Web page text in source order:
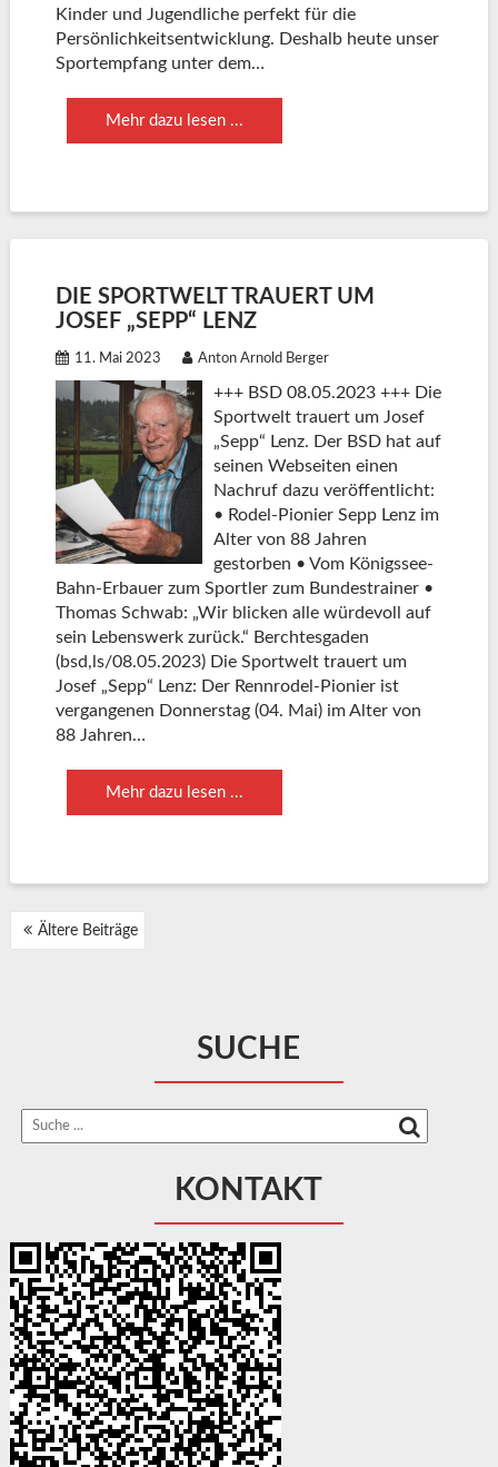
Kinder und Jugendliche perfekt für die
Persönlichkeitsentwicklung. Deshalb heute unser
Sportempfang unter dem…
Mehr dazu lesen ...
DIE SPORTWELT TRAUERT UM
JOSEF „SEPP“ LENZ
11. Mai 2023 Anton Arnold Berger
+++ BSD 08.05.2023 +++ Die
Sportwelt trauert um Josef
„Sepp“ Lenz. Der BSD hat auf
seinen Webseiten einen
Nachruf dazu veröffentlicht:
• Rodel-Pionier Sepp Lenz im
Alter von 88 Jahren
gestorben • Vom Königssee-
Bahn-Erbauer zum Sportler zum Bundestrainer •
Thomas Schwab: „Wir blicken alle würdevoll auf
sein Lebenswerk zurück.“ Berchtesgaden
(bsd,ls/08.05.2023) Die Sportwelt trauert um
Josef „Sepp“ Lenz: Der Rennrodel-Pionier ist
vergangenen Donnerstag (04. Mai) im Alter von
88 Jahren…
Mehr dazu lesen ...
BEITRAGSNAVIGATION
Ältere Beiträge
SUCHE
KONTAKT